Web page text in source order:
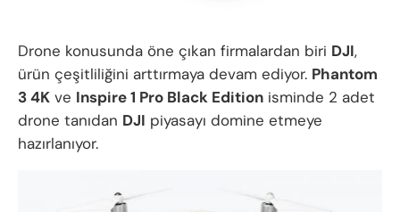
Drone konusunda öne çıkan firmalardan biri DJI,
ürün çeşitliliğini arttırmaya devam ediyor. Phantom
3 4K ve Inspire 1 Pro Black Edition isminde 2 adet
drone tanıdan DJI piyasayı domine etmeye
hazırlanıyor.